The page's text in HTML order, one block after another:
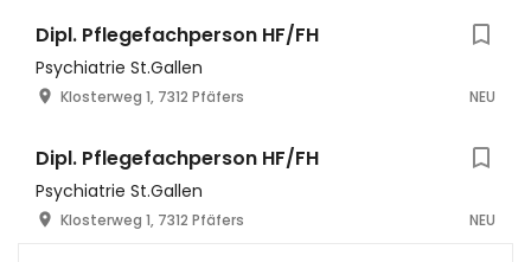
Dipl. Pflegefachperson HF/FH
Psychiatrie St.Gallen
Klosterweg 1, 7312 Pfäfers NEU
Dipl. Pflegefachperson HF/FH
Psychiatrie St.Gallen
Klosterweg 1, 7312 Pfäfers NEU